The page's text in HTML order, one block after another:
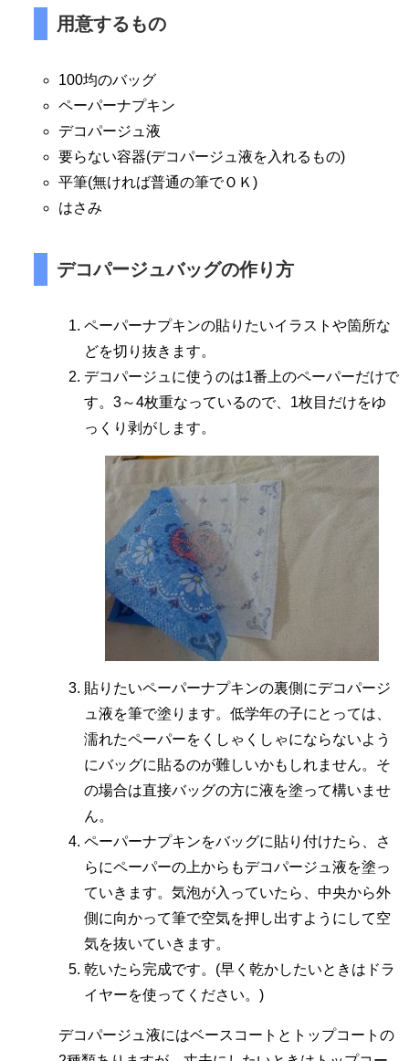
用意するもの
100均のバッグ
ペーパーナプキン
デコパージュ液
要らない容器(デコパージュ液を入れるもの)
平筆(無ければ普通の筆でＯＫ)
はさみ
デコパージュバッグの作り方
ペーパーナプキンの貼りたいイラストや箇所な
どを切り抜きます。
デコパージュに使うのは1番上のペーパーだけで
す。3～4枚重なっているので、1枚目だけをゆ
っくり剥がします。
貼りたいペーパーナプキンの裏側にデコパージ
ュ液を筆で塗ります。低学年の子にとっては、
濡れたペーパーをくしゃくしゃにならないよう
にバッグに貼るのが難しいかもしれません。そ
の場合は直接バッグの方に液を塗って構いませ
ん。
ペーパーナプキンをバッグに貼り付けたら、さ
らにペーパーの上からもデコパージュ液を塗っ
ていきます。気泡が入っていたら、中央から外
側に向かって筆で空気を押し出すようにして空
気を抜いていきます。
乾いたら完成です。(早く乾かしたいときはドラ
イヤーを使ってください。)
デコパージュ液にはベースコートとトップコートの